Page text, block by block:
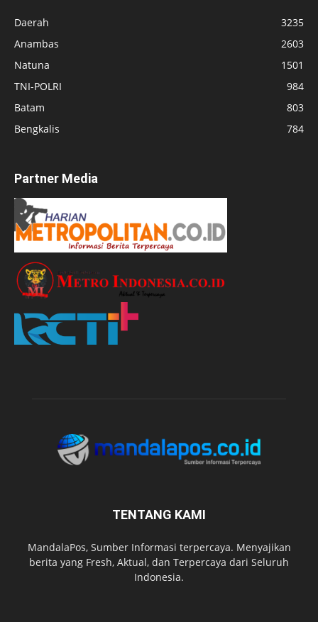
Daerah
3235
Anambas
2603
Natuna
1501
TNI-POLRI
984
Batam
803
Bengkalis
784
Partner Media
TENTANG KAMI
MandalaPos, Sumber Informasi terpercaya. Menyajikan
berita yang Fresh, Aktual, dan Terpercaya dari Seluruh
Indonesia.